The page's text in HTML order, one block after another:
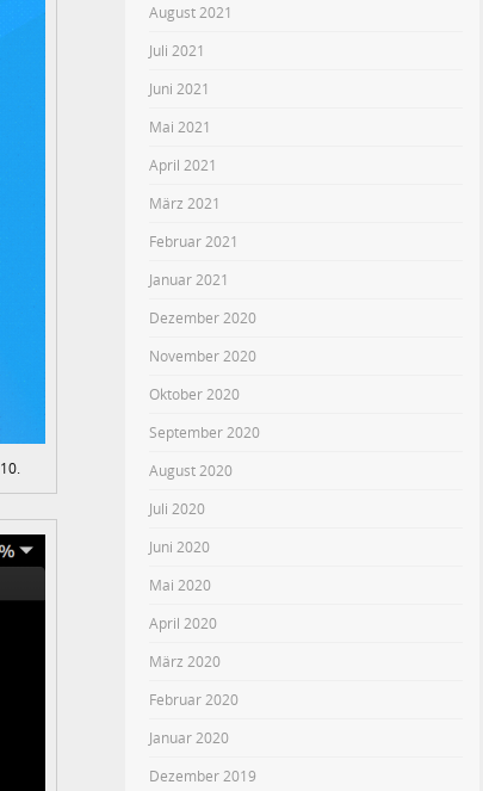
August 2021
Juli 2021
Juni 2021
Mai 2021
April 2021
März 2021
Februar 2021
Januar 2021
Dezember 2020
November 2020
Oktober 2020
September 2020
August 2020
Juli 2020
Juni 2020
Mai 2020
April 2020
März 2020
Februar 2020
Januar 2020
Dezember 2019